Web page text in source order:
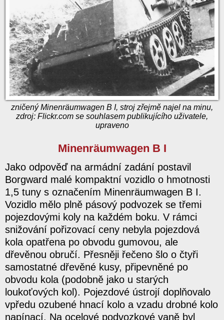
zničený Minenräumwagen B I, stroj zřejmě najel na minu,
zdroj: Flickr.com se souhlasem publikujícího uživatele,
upraveno
Minenräumwagen B I
Jako odpověď na armádní zadání postavil
Borgward malé kompaktní vozidlo o hmotnosti
1,5 tuny s označením Minenräumwagen B I.
Vozidlo mělo plně pásový podvozek se třemi
pojezdovými koly na každém boku. V rámci
snižování pořizovací ceny nebyla pojezdová
kola opatřena po obvodu gumovou, ale
dřevěnou obručí. Přesněji řečeno šlo o čtyři
samostatné dřevěné kusy, připevněné po
obvodu kola (podobně jako u starých
loukoťových kol). Pojezdové ústrojí doplňovalo
vpředu ozubené hnací kolo a vzadu drobné kolo
napínací. Na ocelové podvozkové vaně byl